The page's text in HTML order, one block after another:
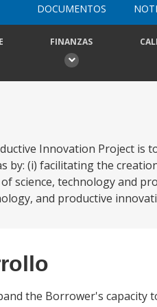
DOCUMENTOS
FINANZAS
Innovation Project is
by: (i) facilitating the
science, technology and
and productive
the Borrower's